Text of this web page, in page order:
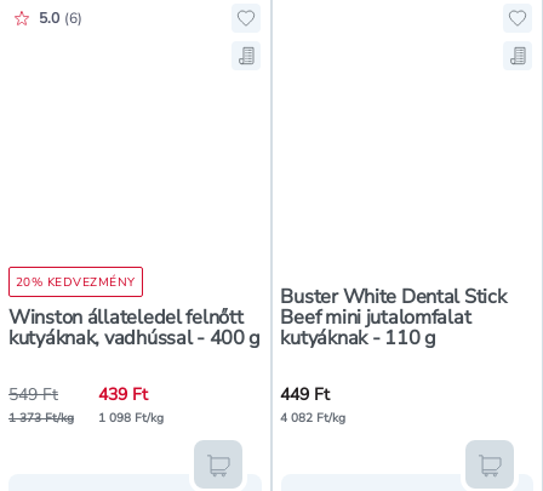
20% KEDVEZMÉNY
Winston állateledel felnőtt
kutyáknak, vadhússal - 400 g
Értékelés pontszáma:
5.0 (6)
Hozzáadás a kedvencekhez,
Mentés a bevásárló listára,
549 Ft
1 373 Ft/kg
439 Ft
1 098 Ft/kg
Kosárba teszem
Buster White Dental Stick
Beef mini jutalomfalat
kutyáknak - 110 g
449 Ft
4 082 Ft/kg